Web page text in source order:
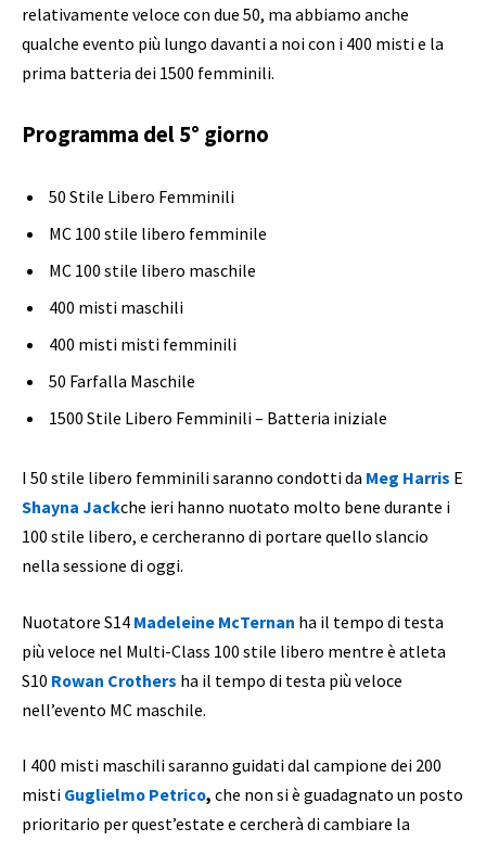
relativamente veloce con due 50, ma abbiamo anche
qualche evento più lungo davanti a noi con i 400 misti e la
prima batteria dei 1500 femminili.
Programma del 5° giorno
50 Stile Libero Femminili
MC 100 stile libero femminile
MC 100 stile libero maschile
400 misti maschili
400 misti misti femminili
50 Farfalla Maschile
1500 Stile Libero Femminili – Batteria iniziale
I 50 stile libero femminili saranno condotti da Meg Harris E
Shayna Jackche ieri hanno nuotato molto bene durante i
100 stile libero, e cercheranno di portare quello slancio
nella sessione di oggi.
Nuotatore S14 Madeleine McTernan ha il tempo di testa
più veloce nel Multi-Class 100 stile libero mentre è atleta
S10 Rowan Crothers ha il tempo di testa più veloce
nell’evento MC maschile.
I 400 misti maschili saranno guidati dal campione dei 200
misti Guglielmo Petrico, che non si è guadagnato un posto
prioritario per quest’estate e cercherà di cambiare la